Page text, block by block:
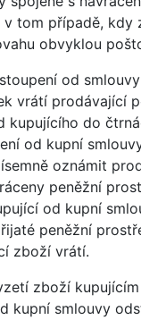
tom případě, kdy
obvyklou
od smlouvy
vrátí prodávající
kupujícího do
od kupní
oznámit
peněžní
od kupní
peněžní
zboží vrátí.
zboží kupujícím
kupní smlouvy